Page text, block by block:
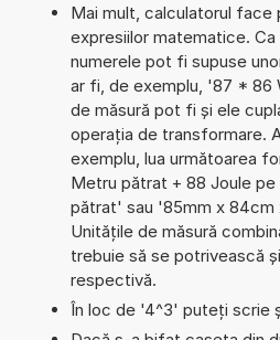
Mai mult, calculatorul face
expresiilor matematice. Ca
numerele pot fi supuse
ar fi, de exemplu, '87 * 86
de măsură pot fi și ele
operația de transformare.
exemplu, lua următoarea
Metru pătrat + 88 Joule
pătrat' sau '85mm x 84cm
Unitățile de măsură
trebuie să se potrivească
respectivă.
În loc de '4^3' puteți scrie